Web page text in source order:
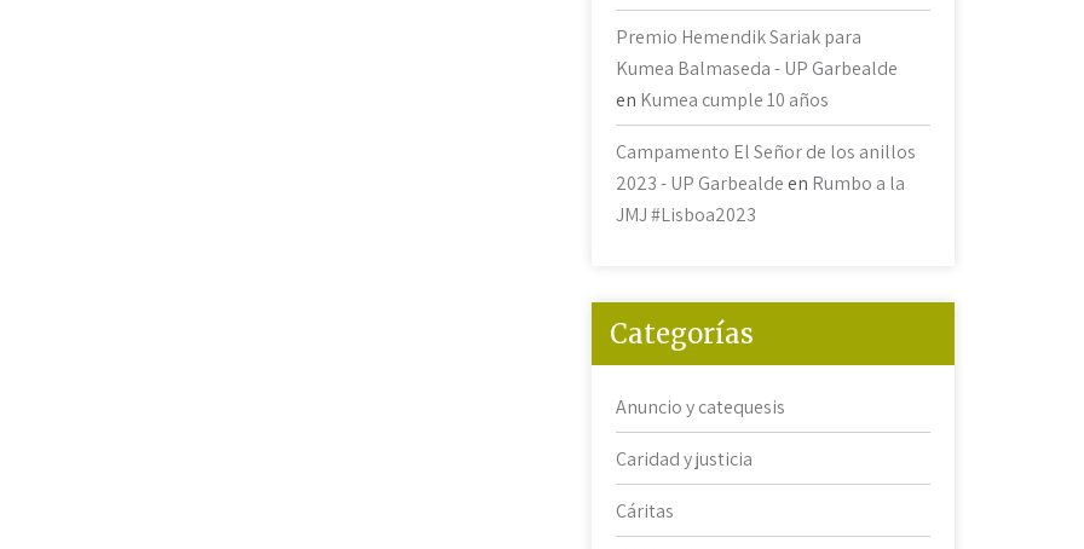
Premio Hemendik Sariak para
Kumea Balmaseda - UP Garbealde
en Kumea cumple 10 años
Campamento El Señor de los anillos
2023 - UP Garbealdeen Rumbo a la
JMJ #Lisboa2023
Categorías
Anuncio y catequesis
Caridad y justicia
Cáritas